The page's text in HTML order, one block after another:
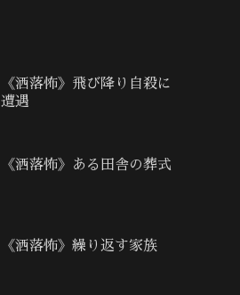
《洒落怖》飛び降り自殺に
遭遇
《洒落怖》ある田舎の葬式
《洒落怖》繰り返す家族